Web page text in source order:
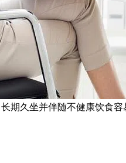
期久坐并伴随不健康饮食